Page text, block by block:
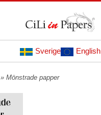
Sverige English
» Mönstrade papper